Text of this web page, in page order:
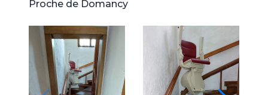
Proche de Domancy